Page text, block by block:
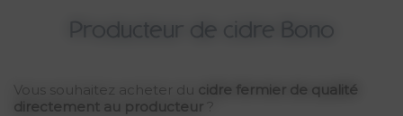
Vous souhaitez acheter du cidre fermier de qualité
directement au producteur ?